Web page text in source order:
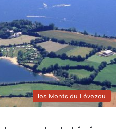
les Monts du Lévezou